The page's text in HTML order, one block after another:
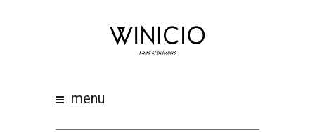
menu
clients